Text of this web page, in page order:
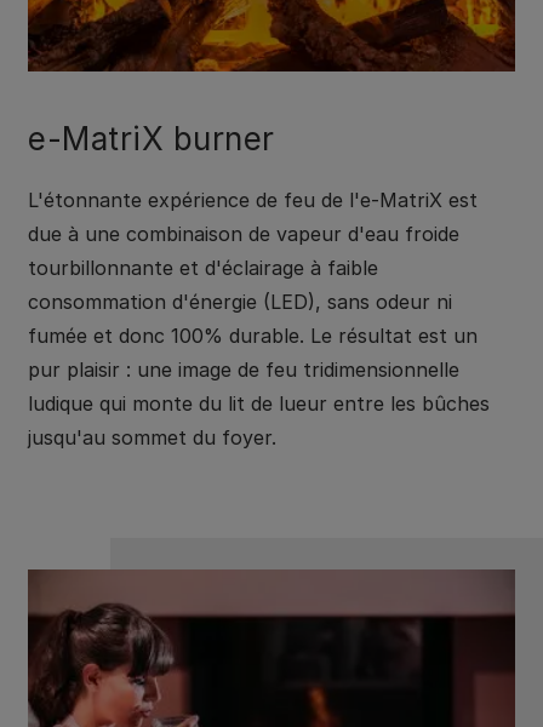
e-MatriX burner
L'étonnante expérience de feu de l'e-MatriX est
due à une combinaison de vapeur d'eau froide
tourbillonnante et d'éclairage à faible
consommation d'énergie (LED), sans odeur ni
fumée et donc 100% durable. Le résultat est un
pur plaisir : une image de feu tridimensionnelle
ludique qui monte du lit de lueur entre les bûches
jusqu'au sommet du foyer.